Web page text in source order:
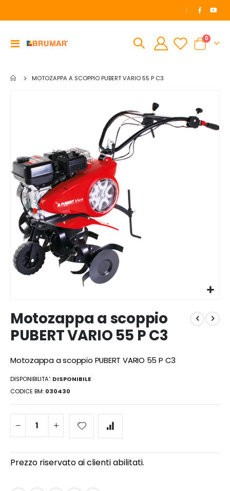
|
Toggle
Cart
0
MOTOZAPPA A SCOPPIO PUBERT VARIO 55 P C3
immagini
all'inizio
della
galleria
immagini
Motozappa a scoppio
PUBERT VARIO 55 P C3
Motozappa a scoppio PUBERT VARIO 55 P C3
DISPONIBILITA': DISPONIBILE
CODICE BM 030430
Prezzo riservato ai clienti abilitati.